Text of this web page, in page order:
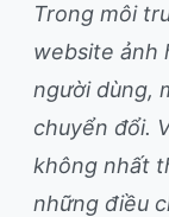
Trong môi
website ảnh
người dùng,
chuyển đổi.
không nhất
những điều